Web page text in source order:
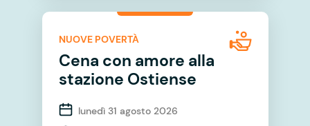
NUOVE POVERTÀ
Cena con amore alla
stazione Ostiense
lunedì 31 agosto 2026